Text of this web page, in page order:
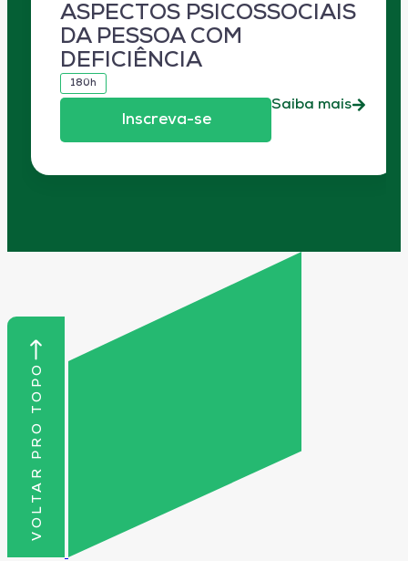
ASPECTOS PSICOSSOCIAIS
DA PESSOA COM
DEFICIÊNCIA
180h
Inscreva-se
Saiba mais
VOLTAR PRO TOPO